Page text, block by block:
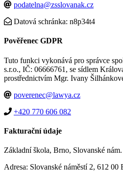
podatelna@zsslovanak.cz
Datová schránka: n8p34t4
Pověřenec GDPR
Tuto funkci vykonává pro správce
s.r.o., IČ: 06666761, se sídlem
prostřednictvím Mgr. Ivany
poverenec@lawya.cz
+420 770 606 082
Fakturační údaje
Základní škola, Brno, Slovanské
Adresa: Slovanské náměstí 2, 612 00